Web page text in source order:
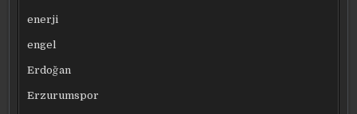
enerji
engel
Erdoğan
Erzurumspor